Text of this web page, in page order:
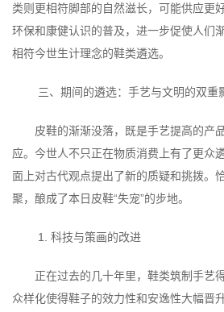
类则更相符脚部的自然滋长，可能供应更
环保和康健认识的普及，进一步促使人们
相符今世生计理念的鞋类遴选。
三、期间的遴选：手艺与文明的双重
皮鞋的渐渐没落，既是手艺提高的产
应。今世人不只正在物质消费上有了更众
面上对古代观点提出了新的质疑和挑拨。
聚，酿成了本日皮鞋“失宠”的步地。
1. 科技与策画的改进
正在过去的几十年里，鞋类筑制手艺
众样化使得鞋子的效力性和安逸性大幅晋